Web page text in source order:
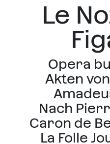
Le
Opera
Akten
Nach
Caron de
La Folle